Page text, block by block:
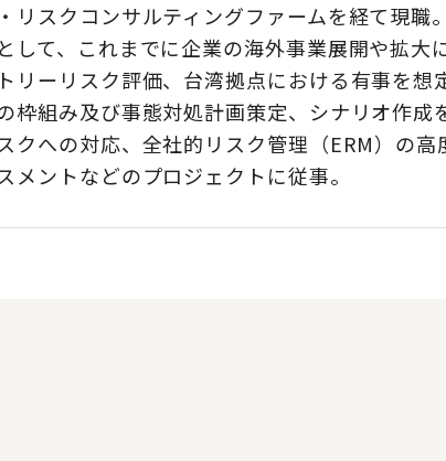
リスクコンサルティングファームを経て現職
して、これまでに企業の海外事業展開や拡大
リーリスク評価、台湾拠点における有事を想
枠組み及び事態対処計画策定、シナリオ作成
クへの対応、全社的リスク管理（ERM）の高
メントなどのプロジェクトに従事。